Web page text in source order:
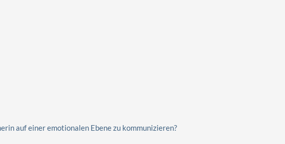
auf einer emotionalen Ebene zu kommunizieren?